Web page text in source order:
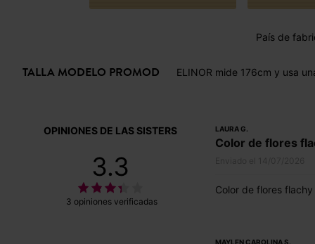
País de
TALLA MODELO PROMOD ELINOR mide 176cm y usa
OPINIONES DE LAS SISTERS
3.3
3 opiniones verificadas
LAURA G.
Color de flores
Color de flores
MAYLEN CAROLINA S.